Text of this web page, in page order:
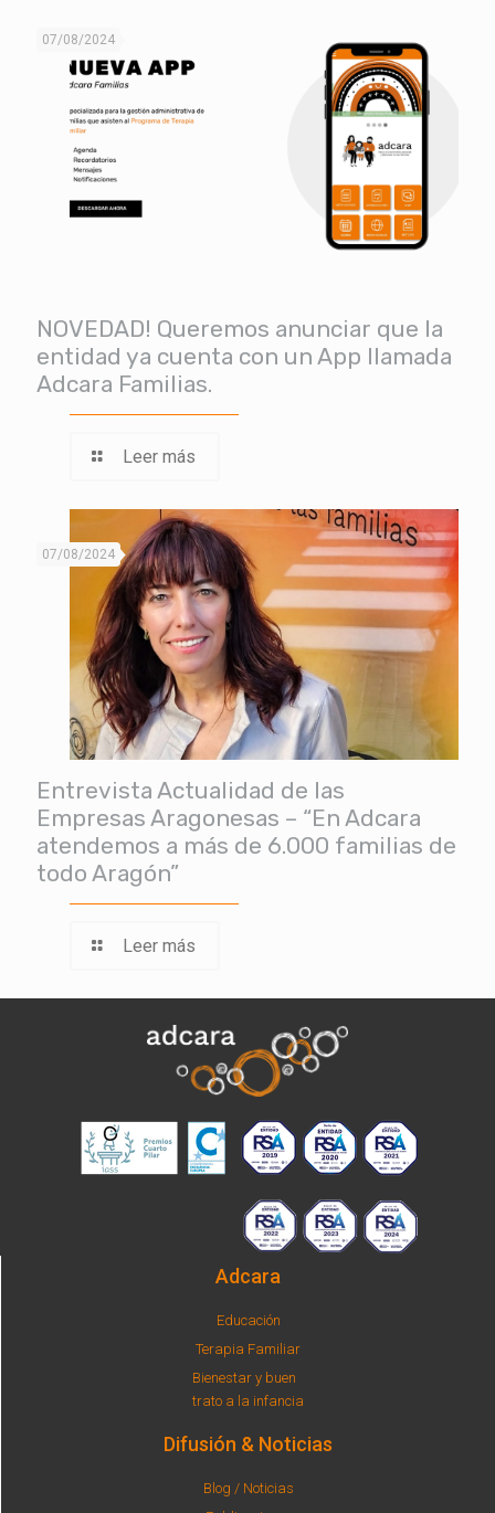
07/08/2024
NOVEDAD! Queremos anunciar que la
entidad ya cuenta con un App llamada
Adcara Familias.
Leer más
07/08/2024
Entrevista Actualidad de las
Empresas Aragonesas – “En Adcara
atendemos a más de 6.000 familias de
todo Aragón”
Leer más
Adcara
Educación
Terapia Familiar
Bienestar y buen
trato a la infancia
Difusión & Noticias
Blog / Noticias